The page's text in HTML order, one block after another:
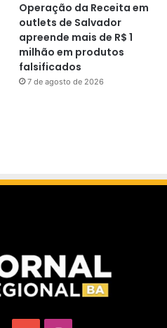
Operação da Receita em
outlets de Salvador
apreende mais de R$ 1
milhão em produtos
falsificados
7 de agosto de 2026